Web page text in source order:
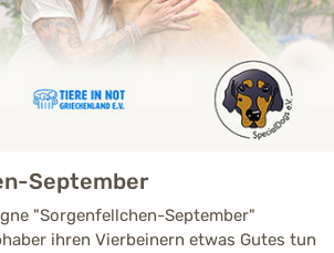
September
"Sorgenfellchen-September"
ihren Vierbeinern etwas Gutes tun